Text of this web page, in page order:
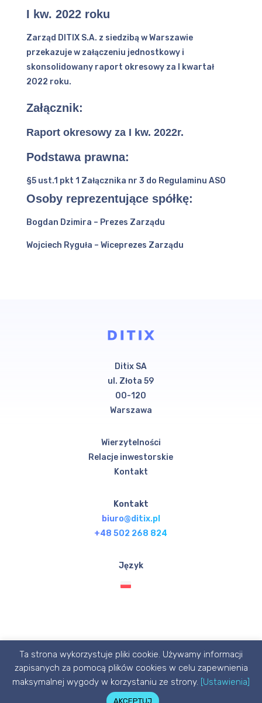
I kw. 2022 roku
Zarząd DITIX S.A. z siedzibą w Warszawie
przekazuje w załączeniu jednostkowy i
skonsolidowany raport okresowy za I kwartał
2022 roku.
Załącznik:
Raport okresowy za I kw. 2022r.
Podstawa prawna:
§5 ust.1 pkt 1 Załącznika nr 3 do Regulaminu ASO
Osoby reprezentujące spółkę:
Bogdan Dzimira – Prezes Zarządu
Wojciech Ryguła – Wiceprezes Zarządu
Ditix SA
ul. Złota 59
00-120
Warszawa
Wierzytelności
Relacje inwestorskie
Kontakt
Kontakt
biuro@ditix.pl
+48 502 268 824
Język
© Ditix.pl 2020 designed with 💙 by P1X3L STUDIO
Ta strona wykorzystuje pliki cookie. Używamy informacji
zapisanych za pomocą plików cookies w celu zapewnienia
maksymalnej wygody w korzystaniu ze strony. [Ustawienia]
AKCEPTUJ